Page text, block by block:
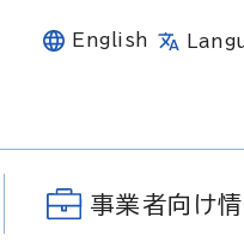
English
事業者向け